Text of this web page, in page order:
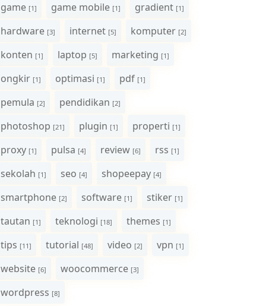
game [1] game mobile [1] gradient [1]
hardware [3] internet [5] komputer [2]
konten [1] laptop [5] marketing [1]
ongkir [1] optimasi [1] pdf [1]
pemula [2] pendidikan [2]
photoshop [21] plugin [1] properti [1]
proxy [1] pulsa [4] review [6] rss [1]
sekolah [1] seo [4] shopeepay [4]
smartphone [2] software [1] stiker [1]
tautan [1] teknologi [18] themes [1]
tips [11] tutorial [48] video [2] vpn [1]
website [6] woocommerce [3]
wordpress [8]